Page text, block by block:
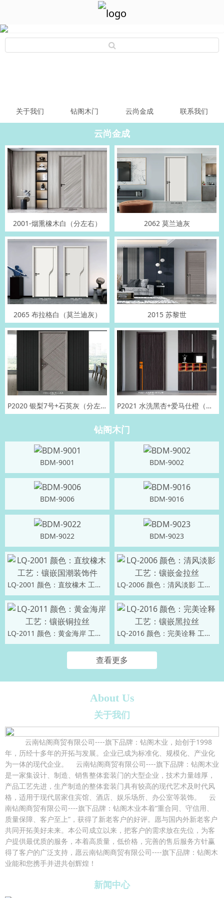
关于我们 钻阁木门 云尚金成 联系我们
云尚金成
2001-烟熏橡木白（分左右） 2062 莫兰迪灰
2065 布拉格白（莫兰迪灰） 2015 苏黎世
P2020 银梨7号+石英灰（分左右） P2021 水洗黑杏+爱马仕橙（分左右）
钻阁木门
BDM-9001 BDM-9002
BDM-9006 BDM-9016
BDM-9022 BDM-9023
LQ-2001 颜色：直纹橡木 工艺：镶嵌国潮装饰件 LQ-2006 颜色：清风淡影 工艺：镶嵌金拉丝
LQ-2011 颜色：黄金海岸 工艺：镶嵌铜拉丝 LQ-2016 颜色：完美诠释 工艺：镶嵌黑拉丝
查看更多
About Us
关于我们
云南钻阁商贸有限公司----旗下品牌：钻阁木业，始创于1998
年，历经十多年的开拓与发展。企业已成为标准化、规模化、产业化
为一体的现代企业。 云南钻阁商贸有限公司----旗下品牌：钻阁木业
是一家集设计、制造、销售整体套装门的大型企业，技术力量雄厚，
产品工艺先进，生产制造的整体套装门具有较高的现代艺术及时代风
格，适用于现代居家住宾馆、酒店、娱乐场所、办公室等装饰。 云
南钻阁商贸有限公司----旗下品牌：钻阁木业本着“重合同、守信用、
质量保障、客户至上”，获得了新老客户的好评。愿与国内外新老客户
共同开拓美好未来。本公司成立以来，把客户的需求放在先位，为客
户提供最优质的服务，本着高质量，低价格，完善的售后服务方针赢
得了客户的广泛支持，愿云南钻阁商贸有限公司----旗下品牌：钻阁木
业能和您携手并进共创辉煌！
新闻中心